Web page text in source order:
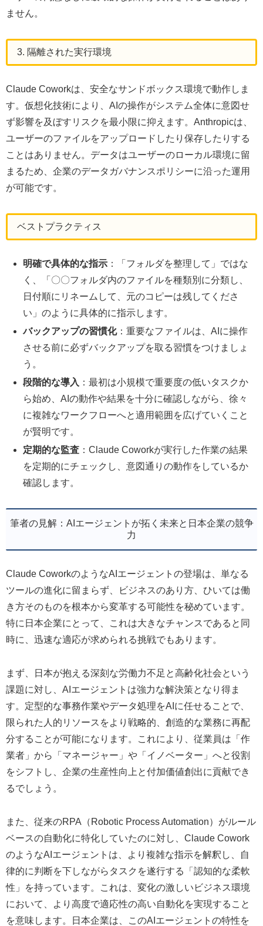
ません。
3. 隔離された実行環境
Claude Coworkは、安全なサンドボックス環境で動作しま
す。仮想化技術により、AIの操作がシステム全体に意図せ
ず影響を及ぼすリスクを最小限に抑えます。Anthropicは、
ユーザーのファイルをアップロードしたり保存したりする
ことはありません。データはユーザーのローカル環境に留
まるため、企業のデータガバナンスポリシーに沿った運用
が可能です。
ベストプラクティス
明確で具体的な指示 ：「フォルダを整理して」ではな
く、「〇〇フォルダ内のファイルを種類別に分類し、
日付順にリネームして、元のコピーは残してくださ
い」のように具体的に指示します。
バックアップの習慣化：重要なファイルは、AIに操作
させる前に必ずバックアップを取る習慣をつけましょ
う。
段階的な導入 ：最初は小規模で重要度の低いタスクか
ら始め、AIの動作や結果を十分に確認しながら、徐々
に複雑なワークフローへと適用範囲を広げていくこと
が賢明です。
定期的な監査 ：Claude Coworkが実行した作業の結果
を定期的にチェックし、意図通りの動作をしているか
確認します。
筆者の見解：AIエージェントが拓く未来と日本企業の競争
力
Claude CoworkのようなAIエージェントの登場は、単なる
ツールの進化に留まらず、ビジネスのあり方、ひいては働
き方そのものを根本から変革する可能性を秘めています。
特に日本企業にとって、これは大きなチャンスであると同
時に、迅速な適応が求められる挑戦でもあります。
まず、日本が抱える深刻な労働力不足と高齢化社会という
課題に対し、AIエージェントは強力な解決策となり得ま
す。定型的な事務作業やデータ処理をAIに任せることで、
限られた人的リソースをより戦略的、創造的な業務に再配
分することが可能になります。これにより、従業員は「作
業者」から「マネージャー」や「イノベーター」へと役割
をシフトし、企業の生産性向上と付加価値創出に貢献でき
るでしょう。
また、従来のRPA（Robotic Process Automation）がルール
ベースの自動化に特化していたのに対し、Claude Cowork
のようなAIエージェントは、より複雑な指示を解釈し、自
律的に判断を下しながらタスクを遂行する「認知的な柔軟
性」を持っています。これは、変化の激しいビジネス環境
において、より高度で適応性の高い自動化を実現すること
を意味します。日本企業は、このAIエージェントの特性を